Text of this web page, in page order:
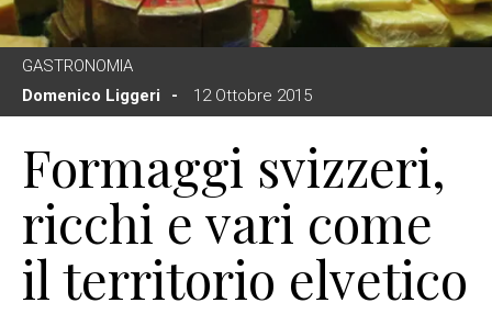
GASTRONOMIA
Domenico Liggeri
12 Ottobre 2015
Formaggi svizzeri,
ricchi e vari come
il territorio elvetico